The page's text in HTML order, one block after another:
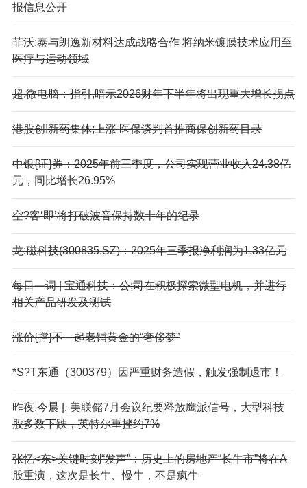
报信息公开
菲沃;泰与朗逸新材料达成战略合作 将纳米镀膜技术应用至
医疗与运动领域
超.微电脑：指引,暗示2026财年下半年将出现重大增长拐点
港股创!新药集体;上涨 医保谈判首推商保创新药目录
中银{证}券：2025年前三季度，公司实现营业收入24.38亿
元，同比增长26.95%
空?客‘即’将打破波音保持数十年的纪录
龙:磁科技(300835.SZ)：2025年三季报净利润为1.33亿元
每日一词 | 宝通科技：公;司在积极探索微型电机，并进行
相关产品研发及测试
涨价{撑}不—起老铺黄金的“奢侈梦”
*S?T东通（300379）因严重财务造假，触发强制退市！
昨夜,今晨 |. 美联储7月会议纪要释放鹰派信号，大型科技
股多数下跌，英特尔重挫约7%
张忆<东>关键时刻“发声”：历史上的房地产“长牛市”将在A
股重演，这次是长牛、慢牛，不是疯牛